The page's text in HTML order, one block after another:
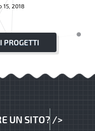
15, 2018
PROGETTI
UN SITO? />